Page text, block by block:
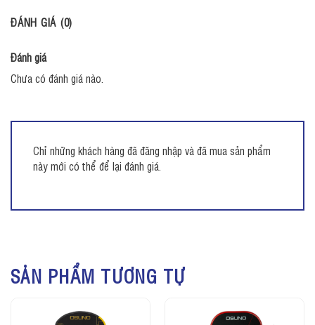
ĐÁNH GIÁ (0)
Đánh giá
Chưa có đánh giá nào.
Chỉ những khách hàng đã đăng nhập và đã mua sản phẩm
này mới có thể để lại đánh giá.
SẢN PHẨM TƯƠNG TỰ